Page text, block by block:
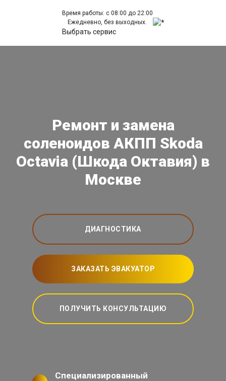
Время работы: с 08:00 до 22:00
Ежедневно, без выходных.
Выбрать сервис
Ремонт и замена
соленоидов АКПП Skoda
Octavia (Шкода Октавия) в
Москве
ДИАГНОСТИКА
ЗАКАЗАТЬ ЭВАКУАТОР
ПОЛУЧИТЬ КОНСУЛЬТАЦИЮ
Специализированный